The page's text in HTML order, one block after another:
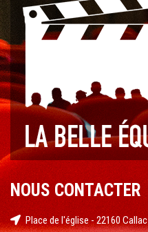
NOUS CONTACTER
Place de l'église - 22160 Callac